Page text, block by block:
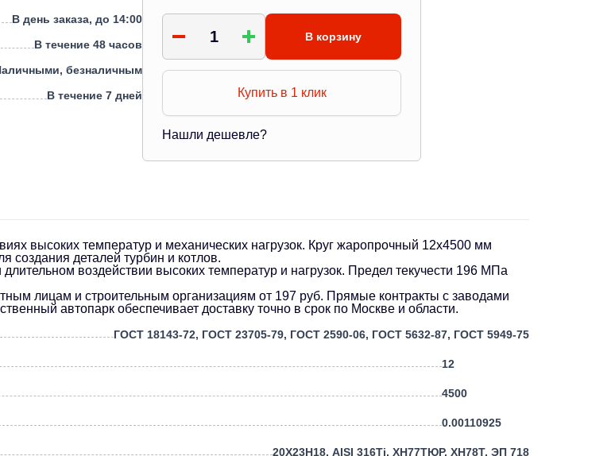
В день заказа, до 14:00
В течение 48 часов
безналичным
В течение 7 дней
В корзину
Купить в 1 клик
Нашли дешевле?
высоких температур и механических нагрузок. Круг жаропрочный 12х4500 мм
создания деталей турбин и котлов.
воздействии высоких температур и нагрузок. Предел текучести 196 МПа
лицам и строительным организациям от 197 руб. Прямые контракты с заводами
автопарк обеспечивает доставку точно в срок по Москве и области.
ГОСТ 18143-72, ГОСТ 23705-79, ГОСТ 2590-06, ГОСТ 5632-87, ГОСТ 5949-75
12
4500
0.00110925
20Х23Н18, AISI 316Ti, ХН77ТЮР, ХН78Т, ЭП 718